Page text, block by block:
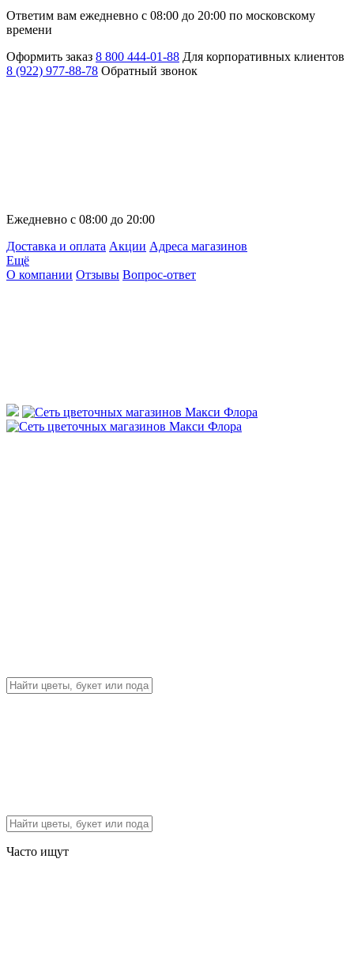
Ответим вам ежедневно с 08:00 до 20:00 по московскому
времени
Оформить заказ 8 800 444-01-88 Для корпоративных клиентов
8 (922) 977-88-78 Обратный звонок
Ежедневно с 08:00 до 20:00
Доставка и оплата Акции Адреса магазинов
Ещё
О компании Отзывы Вопрос-ответ
Часто ищут